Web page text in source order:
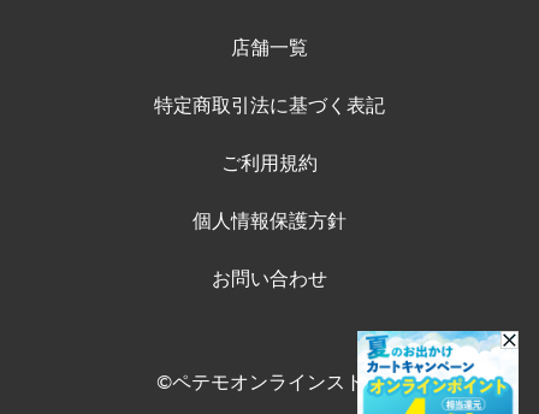
店舗一覧
特定商取引法に基づく表記
ご利用規約
個人情報保護方針
お問い合わせ
©ペテモオンラインストア